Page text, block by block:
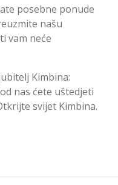
posebne ponude
našu
vam neće
Kimbina:
nas ćete uštedjeti
svijet Kimbina.